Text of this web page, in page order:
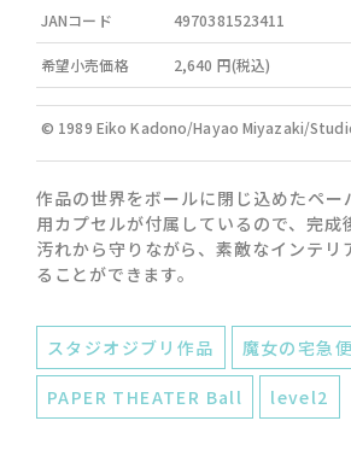
JANコード 4970381523411
希望小売価格 2,640 円(税込)
© 1989 Eiko Kadono/Hayao Miyazaki/
作品の世界をボールに閉じ込めたペー
用カプセルが付属しているので、完成
汚れから守りながら、素敵なインテリ
ることができます。
スタジオジブリ作品 魔女の宅急便
PAPER THEATER Ball level2